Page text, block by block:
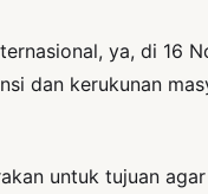
ya, di 16
dan kerukunan
untuk tujuan